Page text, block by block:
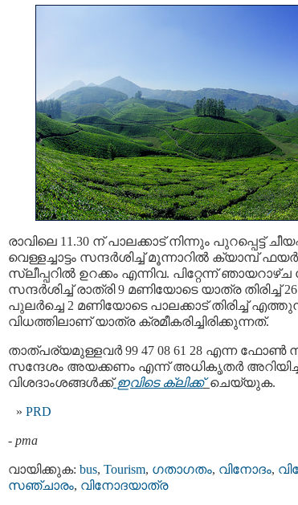
രാവിലെ 11.30 ന് പാലക്കാട് നിന്നും പുറപ്പെട്ട്
വെള്ളച്ചാട്ടം സന്ദര്‍ശിച്ച് മൂന്നാറില്‍ ക്യാമ്പ്
സ്ലീപ്പറില്‍ ഉറക്കം എന്നിവ. പിറ്റേന്ന് ഞായറാഴ്ച
സന്ദര്‍ശിച്ച് രാത്രി 9 മണിയോടെ യാത്ര തിരിച്ച്
പുലര്‍ച്ചെ 2 മണിയോടെ പാലക്കാട് തിരിച്ച്
വിധത്തിലാണ് യാത്ര ക്രമീകരിച്ചിരിക്കുന്നത്.
താത്പര്യമുള്ളവര്‍ 99 47 08 61 28 എന്ന ഫോണ്‍
സന്ദേശം അയക്കണം എന്ന് അധികൃതര്‍
വിശദാംശങ്ങള്‍ക്ക്ഇവിടെ ക്ലിക്ക് ചെയ്യുക.
PRD
- pma
വായിക്കുക: bus, Tourism, ഗതാഗതം, വിനോദം,
സഞ്ചാരം, വിനോദയാത്ര